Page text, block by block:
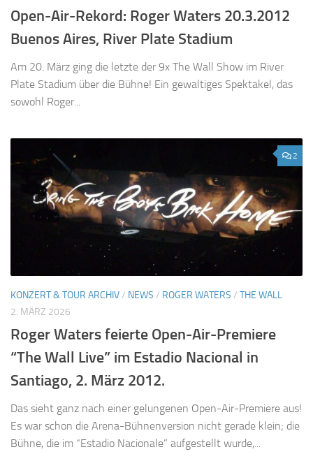
Open-Air-Rekord: Roger Waters 20.3.2012
Buenos Aires, River Plate Stadium
Am 20. März ging die letzte der 9x The Wall Show im River
Plate Stadium über die Bühne! Ein gewaltiges Spektakel, das
sowohl Roger...
2
KONZERT & TOUR ARCHIV/ NEWS / ROGER WATERS / THE WALL
2. MÄRZ 2026
Roger Waters feierte Open-Air-Premiere
“The Wall Live” im Estadio Nacional in
Santiago, 2. März 2012.
Das sieht ganz nach einer gelungenen Open-Air-Premiere aus!
Es war schon die Arena-Bühnenversion nicht gerade klein; die
Bühne, die im “Estadio Nacionale” aufgestellt wurde,...